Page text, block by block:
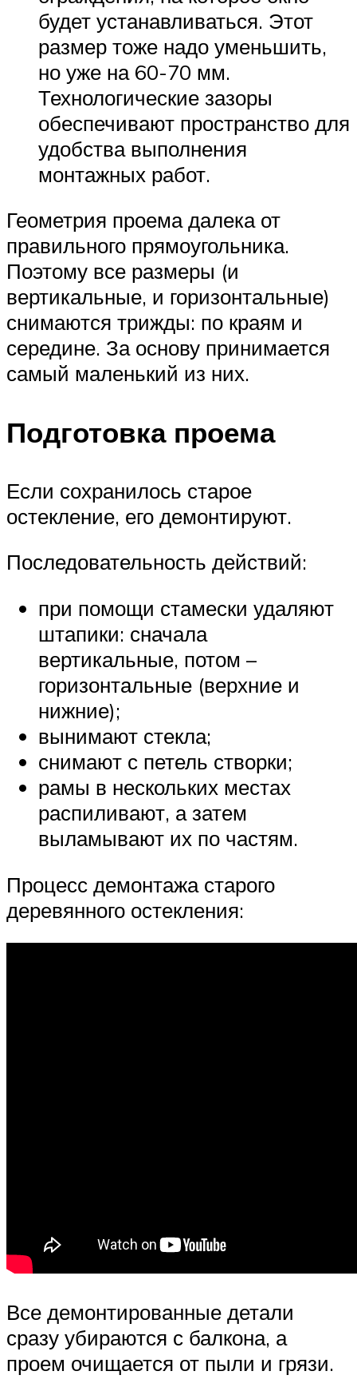
будет устанавливаться. Этот
размер тоже надо уменьшить,
но уже на 60-70 мм.
Технологические зазоры
обеспечивают пространство для
удобства выполнения
монтажных работ.
Геометрия проема далека от
правильного прямоугольника.
Поэтому все размеры (и
вертикальные, и горизонтальные)
снимаются трижды: по краям и
середине. За основу принимается
самый маленький из них.
Подготовка проема
Если сохранилось старое
остекление, его демонтируют.
Последовательность действий:
при помощи стамески удаляют
штапики: сначала
вертикальные, потом –
горизонтальные (верхние и
нижние);
вынимают стекла;
снимают с петель створки;
рамы в нескольких местах
распиливают, а затем
выламывают их по частям.
Процесс демонтажа старого
деревянного остекления:
Все демонтированные детали
сразу убираются с балкона, а
проем очищается от пыли и грязи.